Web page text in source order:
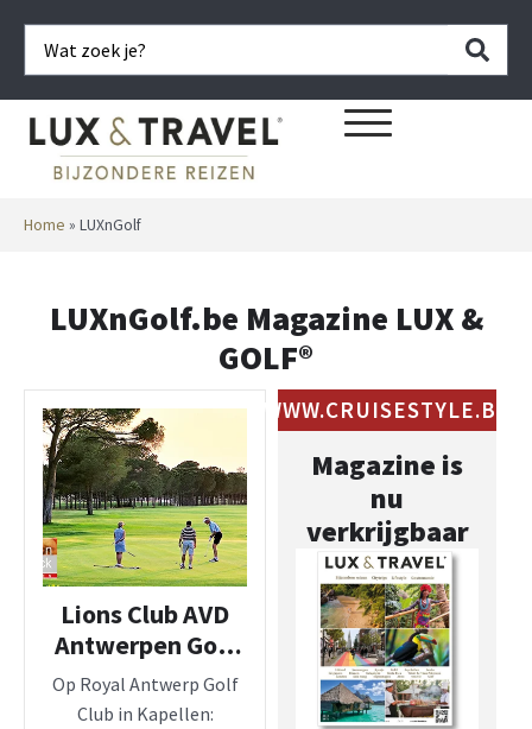
Home » LUXnGolf
LUXnGolf.be Magazine LUX &
GOLF®
Lions Club AVD
Antwerpen Golf
Event 28
augustus 2026
Op Royal Antwerp Golf
Club in Kapellen:
WWW.CRUISESTYLE.BE
Magazine is
nu
verkrijgbaar